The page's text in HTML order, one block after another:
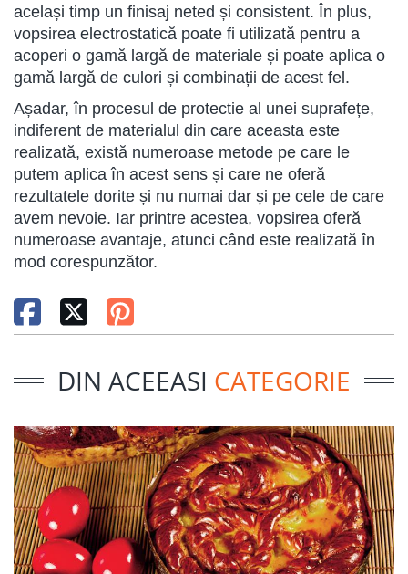
același timp un finisaj neted și consistent. În plus,
vopsirea electrostatică poate fi utilizată pentru a
acoperi o gamă largă de materiale și poate aplica o
gamă largă de culori și combinații de acest fel.
Așadar, în procesul de protectie al unei suprafețe,
indiferent de materialul din care aceasta este
realizată, există numeroase metode pe care le
putem aplica în acest sens și care ne oferă
rezultatele dorite și nu numai dar și pe cele de care
avem nevoie. Iar printre acestea, vopsirea oferă
numeroase avantaje, atunci când este realizată în
mod corespunzător.
DIN ACEEASI CATEGORIE